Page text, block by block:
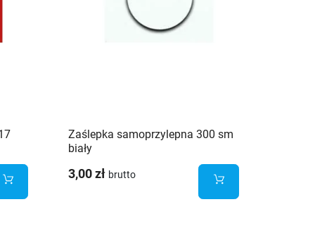
Zaślepka samoprzylepna 300 sm
biały
3,00 zł brutto